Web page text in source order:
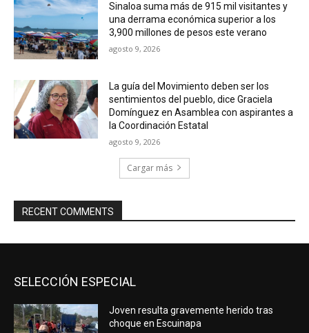
Sinaloa suma más de 915 mil visitantes y
una derrama económica superior a los
3,900 millones de pesos este verano
agosto 9, 2026
La guía del Movimiento deben ser los
sentimientos del pueblo, dice Graciela
Domínguez en Asamblea con aspirantes a
la Coordinación Estatal
agosto 9, 2026
Cargar más
RECENT COMMENTS
SELECCIÓN ESPECIAL
Joven resulta gravemente herido tras
choque en Escuinapa